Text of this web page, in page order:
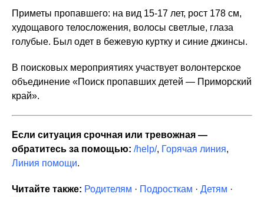
Приметы пропавшего: на вид 15-17 лет, рост 178 см,
худощавого телосложения, волосы светлые, глаза
голубые. Был одет в бежевую куртку и синие джинсы.
В поисковых мероприятиях участвует волонтерское
объединение «Поиск пропавших детей — Приморский
край».
Если ситуация срочная или тревожная —
обратитесь за помощью: /help/, Горячая линия,
Линия помощи.
Читайте также: Родителям · Подросткам · Детям ·